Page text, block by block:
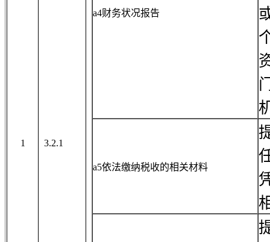
1 3.2.1
a4财务状况报告
a5依法缴纳税收的相关材料